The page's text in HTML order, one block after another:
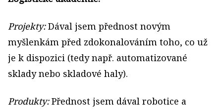
Projekty:Dával jsem přednost novým
myšlenkám před zdokonalováním toho, co už
je k dispozici (tedy např. automatizované
sklady nebo skladové haly).
Produkty:Přednost jsem dával robotice a